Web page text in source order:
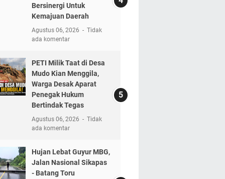
Bersinergi Untuk
Kemajuan Daerah
Agustus 06, 2026
Tidak
ada komentar
PETI Milik Taat di Desa
Mudo Kian Menggila,
Warga Desak Aparat
Penegak Hukum
Bertindak Tegas
Agustus 06, 2026
Tidak
ada komentar
Hujan Lebat Guyur MBG,
Jalan Nasional Sikapas
- Batang Toru